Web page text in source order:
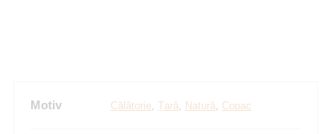
Motiv Călătorie, Țară, Natură, Copac